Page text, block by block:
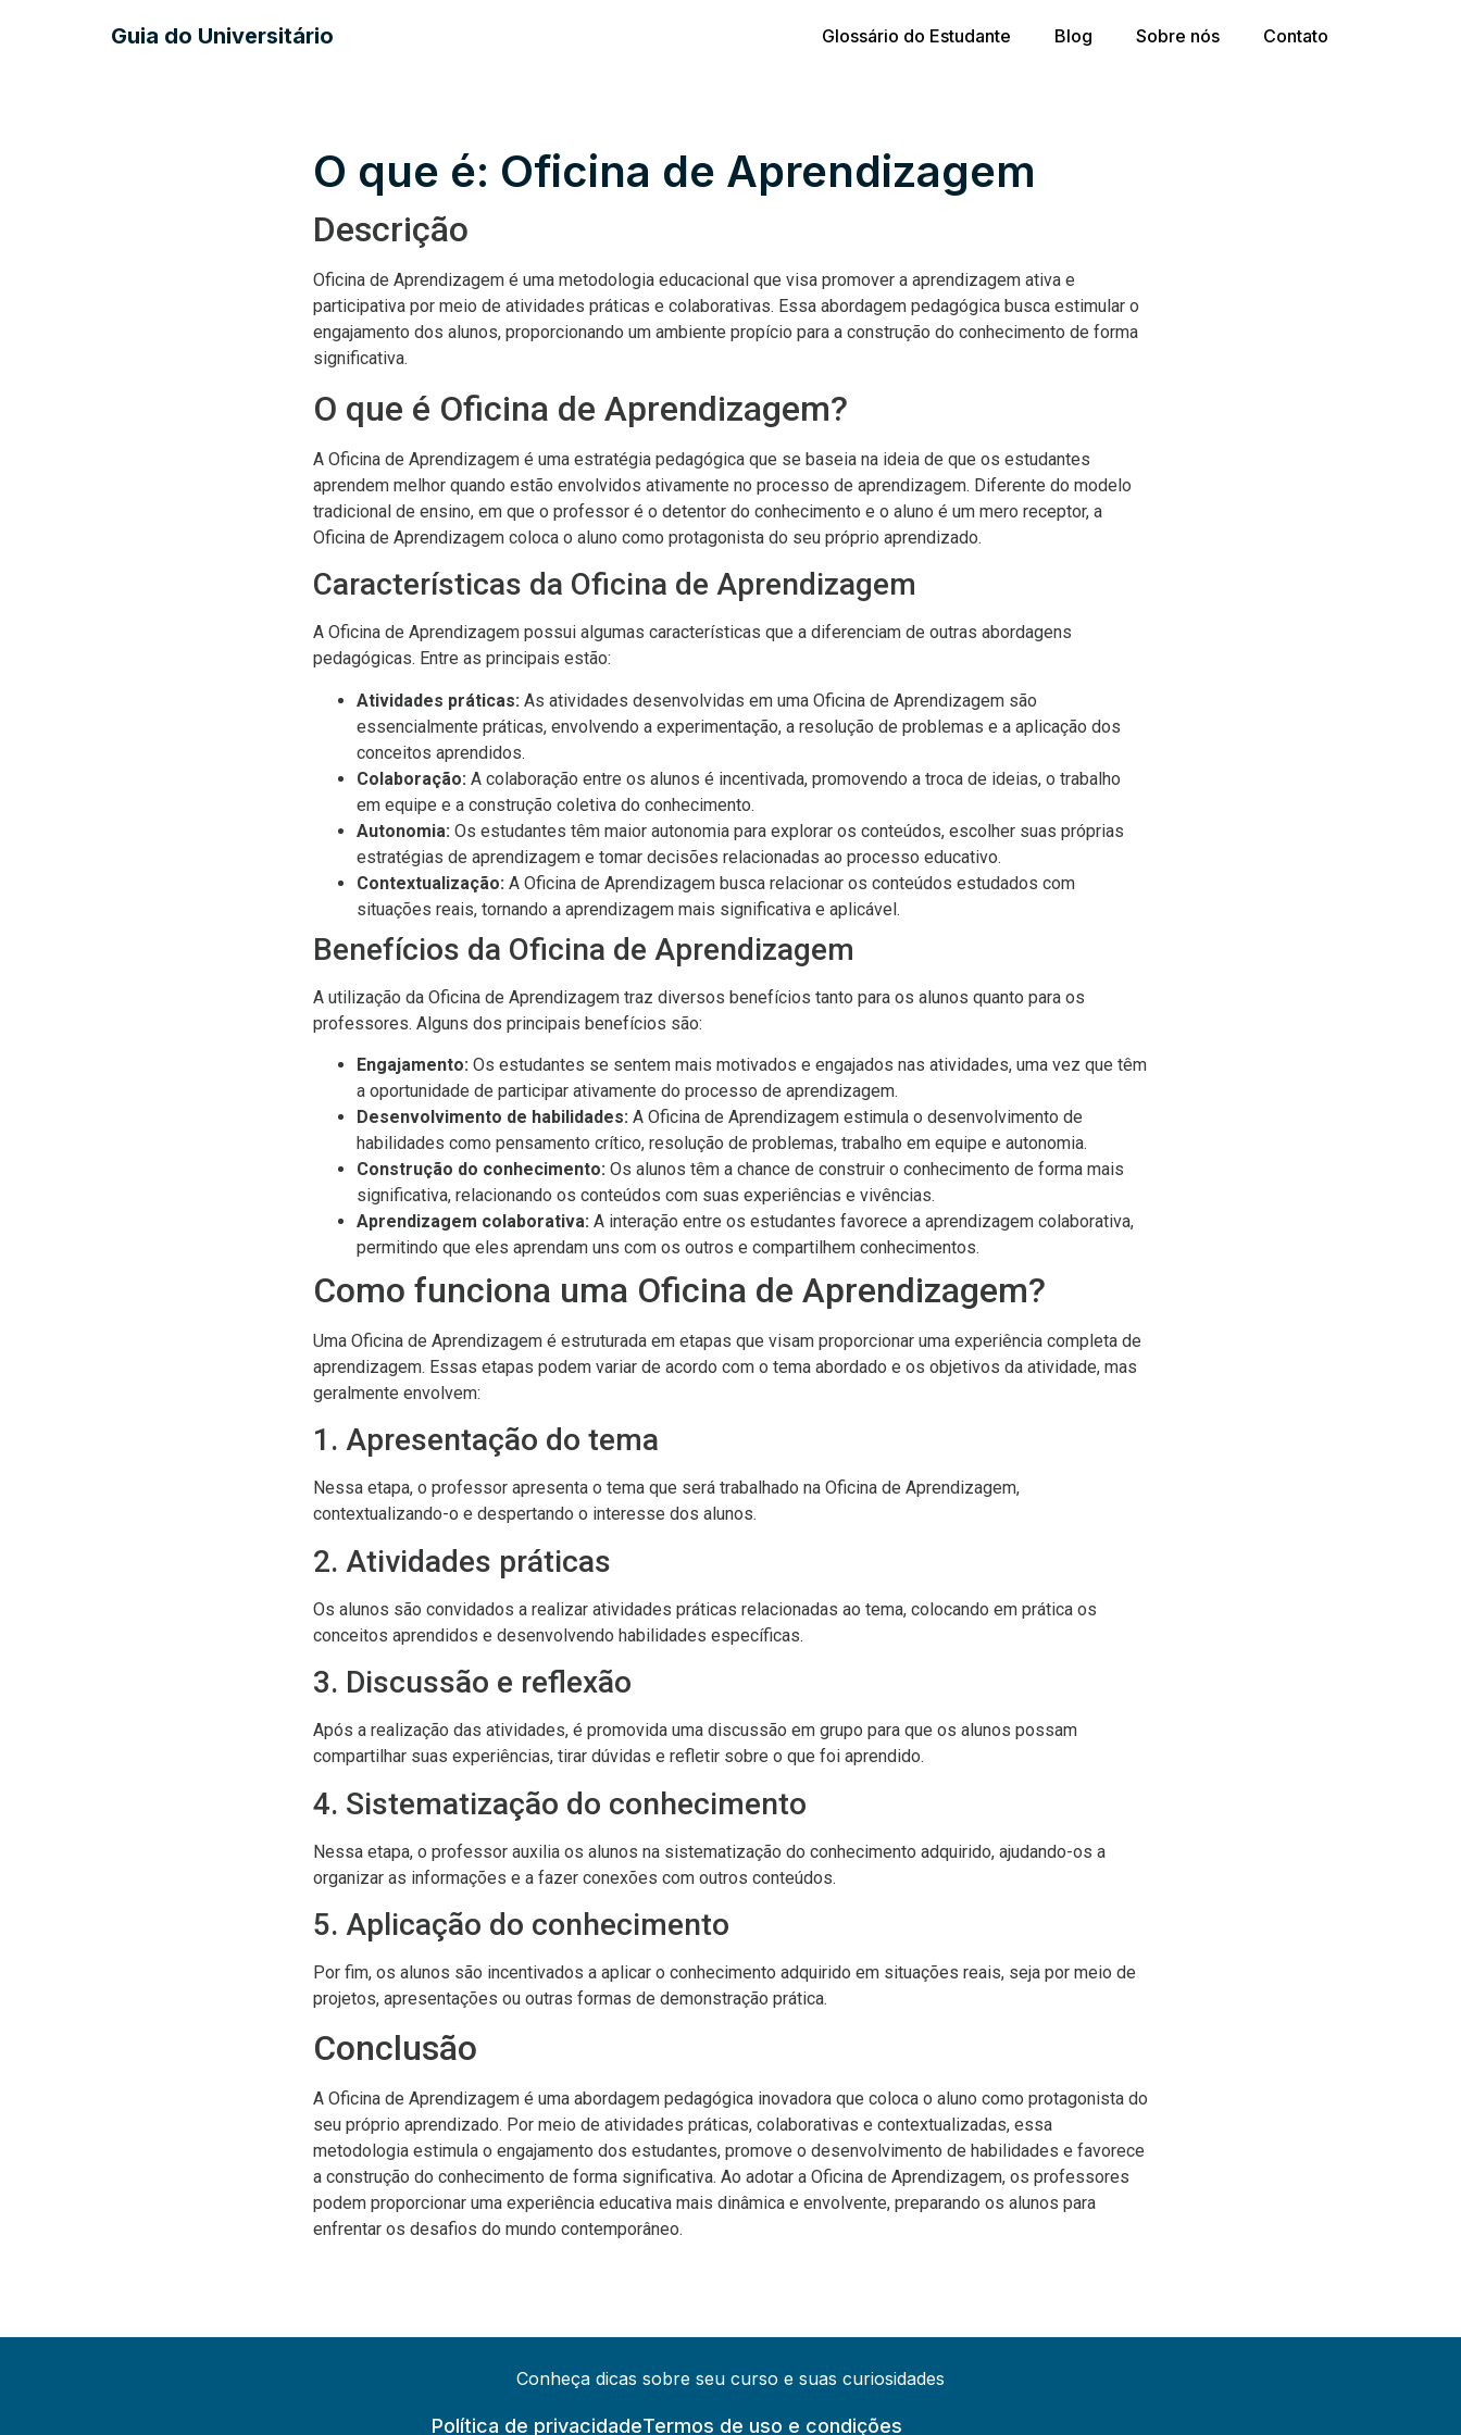
Guia do Universitário Glossário do Estudante Blog Sobre nós Contato
O que é: Oficina de Aprendizagem
Descrição
Oficina de Aprendizagem é uma metodologia educacional que visa promover a aprendizagem ativa e
participativa por meio de atividades práticas e colaborativas. Essa abordagem pedagógica busca estimular o
engajamento dos alunos, proporcionando um ambiente propício para a construção do conhecimento de forma
significativa.
O que é Oficina de Aprendizagem?
A Oficina de Aprendizagem é uma estratégia pedagógica que se baseia na ideia de que os estudantes
aprendem melhor quando estão envolvidos ativamente no processo de aprendizagem. Diferente do modelo
tradicional de ensino, em que o professor é o detentor do conhecimento e o aluno é um mero receptor, a
Oficina de Aprendizagem coloca o aluno como protagonista do seu próprio aprendizado.
Características da Oficina de Aprendizagem
A Oficina de Aprendizagem possui algumas características que a diferenciam de outras abordagens
pedagógicas. Entre as principais estão:
Atividades práticas: As atividades desenvolvidas em uma Oficina de Aprendizagem são
essencialmente práticas, envolvendo a experimentação, a resolução de problemas e a aplicação dos
conceitos aprendidos.
Colaboração: A colaboração entre os alunos é incentivada, promovendo a troca de ideias, o trabalho
em equipe e a construção coletiva do conhecimento.
Autonomia: Os estudantes têm maior autonomia para explorar os conteúdos, escolher suas próprias
estratégias de aprendizagem e tomar decisões relacionadas ao processo educativo.
Contextualização: A Oficina de Aprendizagem busca relacionar os conteúdos estudados com
situações reais, tornando a aprendizagem mais significativa e aplicável.
Benefícios da Oficina de Aprendizagem
A utilização da Oficina de Aprendizagem traz diversos benefícios tanto para os alunos quanto para os
professores. Alguns dos principais benefícios são:
Engajamento: Os estudantes se sentem mais motivados e engajados nas atividades, uma vez que têm
a oportunidade de participar ativamente do processo de aprendizagem.
Desenvolvimento de habilidades: A Oficina de Aprendizagem estimula o desenvolvimento de
habilidades como pensamento crítico, resolução de problemas, trabalho em equipe e autonomia.
Construção do conhecimento: Os alunos têm a chance de construir o conhecimento de forma mais
significativa, relacionando os conteúdos com suas experiências e vivências.
Aprendizagem colaborativa: A interação entre os estudantes favorece a aprendizagem colaborativa,
permitindo que eles aprendam uns com os outros e compartilhem conhecimentos.
Como funciona uma Oficina de Aprendizagem?
Uma Oficina de Aprendizagem é estruturada em etapas que visam proporcionar uma experiência completa de
aprendizagem. Essas etapas podem variar de acordo com o tema abordado e os objetivos da atividade, mas
geralmente envolvem:
1. Apresentação do tema
Nessa etapa, o professor apresenta o tema que será trabalhado na Oficina de Aprendizagem,
contextualizando-o e despertando o interesse dos alunos.
2. Atividades práticas
Os alunos são convidados a realizar atividades práticas relacionadas ao tema, colocando em prática os
conceitos aprendidos e desenvolvendo habilidades específicas.
3. Discussão e reflexão
Após a realização das atividades, é promovida uma discussão em grupo para que os alunos possam
compartilhar suas experiências, tirar dúvidas e refletir sobre o que foi aprendido.
4. Sistematização do conhecimento
Nessa etapa, o professor auxilia os alunos na sistematização do conhecimento adquirido, ajudando-os a
organizar as informações e a fazer conexões com outros conteúdos.
5. Aplicação do conhecimento
Por fim, os alunos são incentivados a aplicar o conhecimento adquirido em situações reais, seja por meio de
projetos, apresentações ou outras formas de demonstração prática.
Conclusão
A Oficina de Aprendizagem é uma abordagem pedagógica inovadora que coloca o aluno como protagonista do
seu próprio aprendizado. Por meio de atividades práticas, colaborativas e contextualizadas, essa
metodologia estimula o engajamento dos estudantes, promove o desenvolvimento de habilidades e favorece
a construção do conhecimento de forma significativa. Ao adotar a Oficina de Aprendizagem, os professores
podem proporcionar uma experiência educativa mais dinâmica e envolvente, preparando os alunos para
enfrentar os desafios do mundo contemporâneo.
Conheça dicas sobre seu curso e suas curiosidades
Política de privacidadeTermos de uso e condições